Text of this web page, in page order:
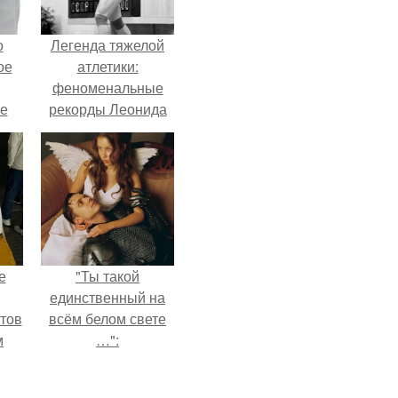
Легенда тяжелой
атлетики:
феноменальные
рекорды Леонида
Тараненко.
"Ты такой
единственный на
всём белом свете
…":